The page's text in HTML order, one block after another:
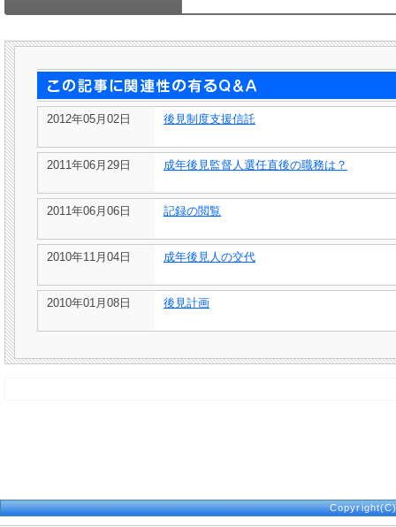
2012年05月02日 後見制度支援信託
2011年06月29日 成年後見監督人選任直後の職務は？
2011年06月06日 記録の閲覧
2010年11月04日 成年後見人の交代
2010年01月08日 後見計画